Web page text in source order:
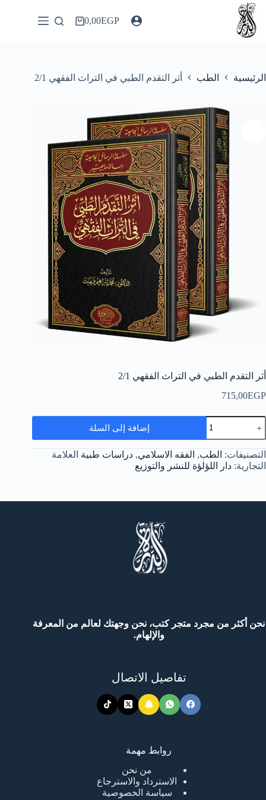
التجاوز
المحتوى
عربة0,00EGP
الرئيسية الطب أثر التقدم الطبي في التراث الفقهي 2/1
أثر التقدم الطبي في التراث الفقهي 2/1
715,00EGP
كمية
أثر
التقدم
الطبي
في
التراث
إضافة إلى السلة
التصنيفات: الطب, الفقه الاسلامي, دراسات طبية العلامة
التجارية: دار اللؤلؤة للنشر والتوزيع
نحن أكثر من مجرد متجر كتب، نحن وجهتك لعالم من المعرفة
والإلهام.
تفاصيل الاتصال
روابط مهمة
من نحن
الاسترداد والاسترجاع
سياسة الخصوصية